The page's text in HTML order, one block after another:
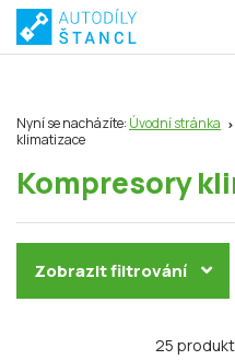
Nyní se nacházíte: Úvodní stránka
klimatizace
Kompresory
Zobrazit filtrování
25